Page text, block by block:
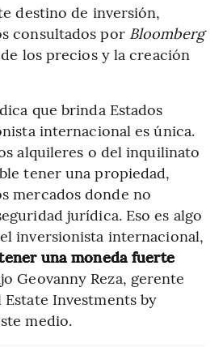
destino de inversión,
consultados por Bloomberg
de los precios y la creación
que brinda Estados
internacional es única.
alquileres o del inquilinato
tener una propiedad,
mercados donde no
jurídica. Eso es algo
inversionista internacional,
una moneda fuerte
Geovanny Reza, gerente
Investments by
medio.